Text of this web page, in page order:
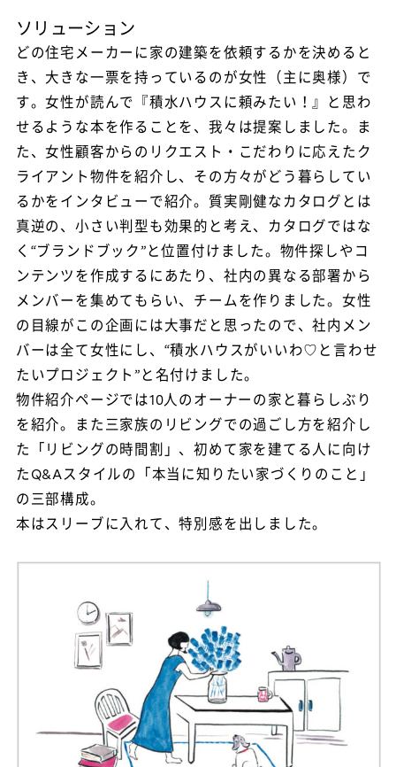
ソリューション
どの住宅メーカーに家の建築を依頼するかを決めると
き、大きな一票を持っているのが女性（主に奥様）で
す。女性が読んで『積水ハウスに頼みたい！』と思わ
せるような本を作ることを、我々は提案しました。ま
た、女性顧客からのリクエスト・こだわりに応えたク
ライアント物件を紹介し、その方々がどう暮らしてい
るかをインタビューで紹介。質実剛健なカタログとは
真逆の、小さい判型も効果的と考え、カタログではな
く“ブランドブック”と位置付けました。物件探しやコ
ンテンツを作成するにあたり、社内の異なる部署から
メンバーを集めてもらい、チームを作りました。女性
の目線がこの企画には大事だと思ったので、社内メン
バーは全て女性にし、“積水ハウスがいいわ♡と言わせ
たいプロジェクト”と名付けました。
物件紹介ページでは10人のオーナーの家と暮らしぶり
を紹介。また三家族のリビングでの過ごし方を紹介し
た「リビングの時間割」、初めて家を建てる人に向け
たQ&Aスタイルの「本当に知りたい家づくりのこと」
の三部構成。
本はスリーブに入れて、特別感を出しました。